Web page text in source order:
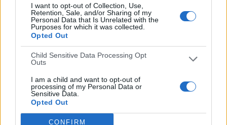
I want to opt-out of Collection, Use,
Retention, Sale, and/or Sharing of my
Personal Data that Is Unrelated with the
Purposes for which it was collected.
Opted Out
Child Sensitive Data Processing Opt
Outs
I am a child and want to opt-out of
processing of my Personal Data or
Sensitive Data.
Opted Out
CONFIRM
Ver ranking completo
RANKING POR COMPETICIONES
Serie C
Ver ranking completo
Nº DE PARTIDOS POR DÍA DE LA SEMANA